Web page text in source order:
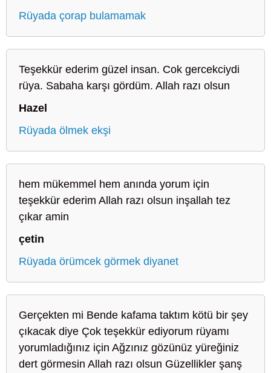
Rüyada çorap bulamamak
Teşekkür ederim güzel insan. Cok gercekciydi
rüya. Sabaha karşı gördüm. Allah razı olsun
Hazel
Rüyada ölmek ekşi
hem mükemmel hem anında yorum için
teşekkür ederim Allah razı olsun inşallah tez
çıkar amin
çetin
Rüyada örümcek görmek diyanet
Gerçekten mi Bende kafama taktım kötü bir şey
çıkacak diye Çok teşekkür ediyorum rüyamı
yorumladığınız için Ağzınız gözünüz yüreğiniz
dert görmesin Allah razı olsun Güzellikler şanş